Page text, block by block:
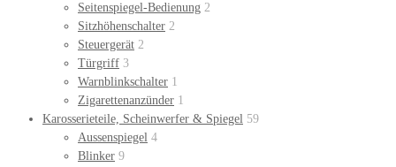
Seitenspiegel-Bedienung 2
Sitzhöhenschalter 2
Steuergerät 2
Türgriff 3
Warnblinkschalter 1
Zigarettenanzünder 1
Karosserieteile, Scheinwerfer & Spiegel 59
Aussenspiegel 4
Blinker 9